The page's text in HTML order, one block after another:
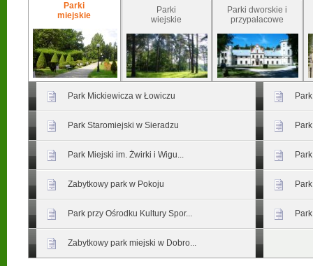
Parki
miejskie
Parki
wiejskie
Parki dworskie i
przypałacowe
Park Mickiewicza w Łowiczu
Park Staromiejski w Sieradzu
Park Miejski im. Żwirki i Wigu...
Zabytkowy park w Pokoju
Park przy Ośrodku Kultury Spor...
Zabytkowy park miejski w Dobro...